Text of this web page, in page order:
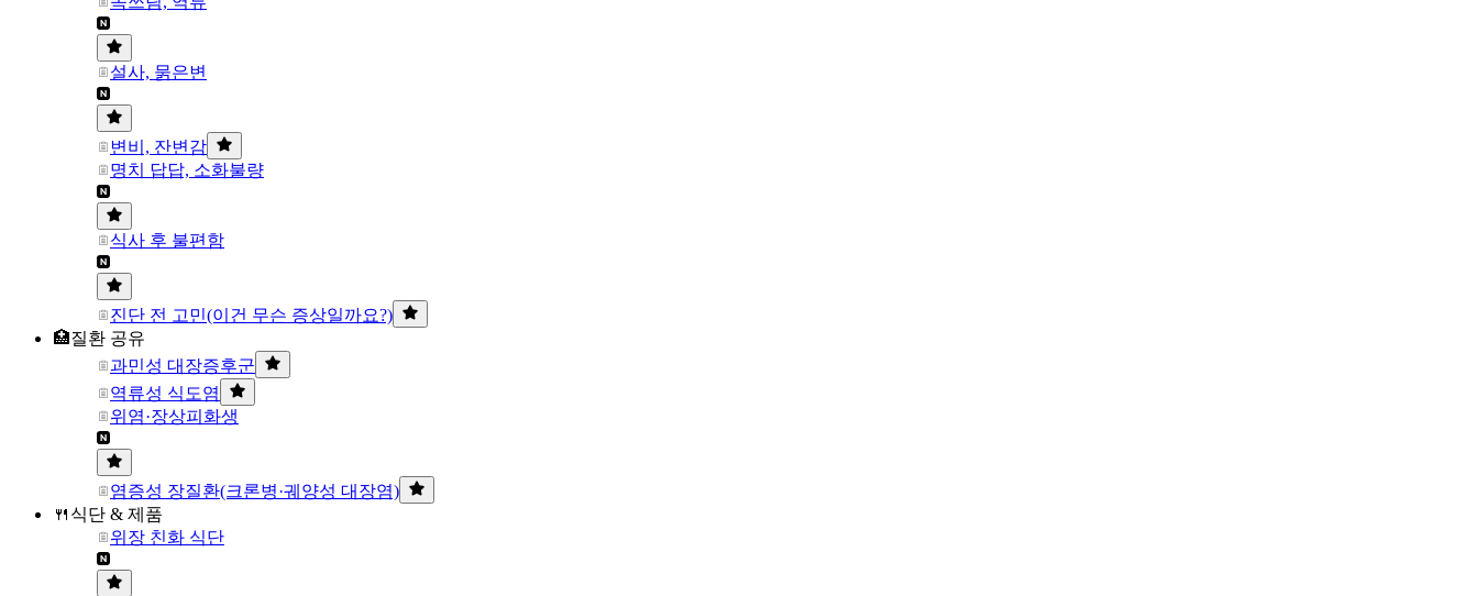
설사, 묽은변
변비, 잔변감
명치 답답, 소화불량
식사 후 불편함
진단 전 고민(이건 무슨 증상일까요?)
🏥질환 공유
과민성 대장증후군
역류성 식도염
위염·장상피화생
염증성 장질환(크론병·궤양성 대장염)
🍴식단 & 제품
위장 친화 식단